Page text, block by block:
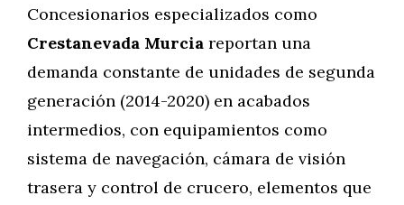
Concesionarios especializados como
Crestanevada Murcia reportan una
demanda constante de unidades de segunda
generación (2014-2020) en acabados
intermedios, con equipamientos como
sistema de navegación, cámara de visión
trasera y control de crucero, elementos que